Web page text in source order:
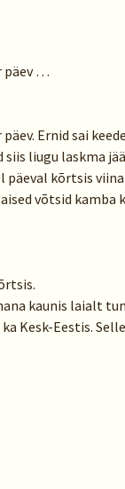
päev …
Ernid sai
siis liugu laskma
päeval kõrtsis
võtsid
kaunis laialt
Kesk-Eestis.